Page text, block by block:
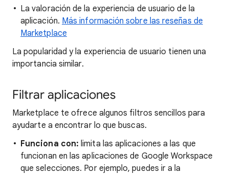
La valoración de la experiencia de usuario de la
aplicación. Más información sobre las reseñas de
Marketplace
La popularidad y la experiencia de usuario tienen una
importancia similar.
Filtrar aplicaciones
Marketplace te ofrece algunos filtros sencillos para
ayudarte a encontrar lo que buscas.
Funciona con: limita las aplicaciones a las que
funcionan en las aplicaciones de Google Workspace
que selecciones. Por ejemplo, puedes ir a la